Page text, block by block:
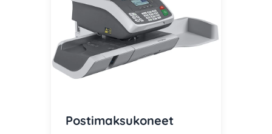
Postimaksukoneet